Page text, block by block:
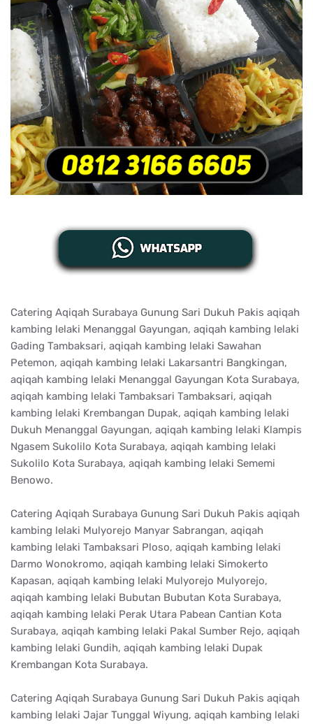
Catering Aqiqah Surabaya Gunung Sari Dukuh Pakis aqiqah
kambing lelaki Menanggal Gayungan, aqiqah kambing lelaki
Gading Tambaksari, aqiqah kambing lelaki Sawahan
Petemon, aqiqah kambing lelaki Lakarsantri Bangkingan,
aqiqah kambing lelaki Menanggal Gayungan Kota Surabaya,
aqiqah kambing lelaki Tambaksari Tambaksari, aqiqah
kambing lelaki Krembangan Dupak, aqiqah kambing lelaki
Dukuh Menanggal Gayungan, aqiqah kambing lelaki Klampis
Ngasem Sukolilo Kota Surabaya, aqiqah kambing lelaki
Sukolilo Kota Surabaya, aqiqah kambing lelaki Sememi
Benowo.
Catering Aqiqah Surabaya Gunung Sari Dukuh Pakis aqiqah
kambing lelaki Mulyorejo Manyar Sabrangan, aqiqah
kambing lelaki Tambaksari Ploso, aqiqah kambing lelaki
Darmo Wonokromo, aqiqah kambing lelaki Simokerto
Kapasan, aqiqah kambing lelaki Mulyorejo Mulyorejo,
aqiqah kambing lelaki Bubutan Bubutan Kota Surabaya,
aqiqah kambing lelaki Perak Utara Pabean Cantian Kota
Surabaya, aqiqah kambing lelaki Pakal Sumber Rejo, aqiqah
kambing lelaki Gundih, aqiqah kambing lelaki Dupak
Krembangan Kota Surabaya.
Catering Aqiqah Surabaya Gunung Sari Dukuh Pakis aqiqah
kambing lelaki Jajar Tunggal Wiyung, aqiqah kambing lelaki